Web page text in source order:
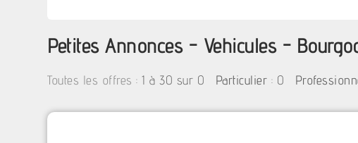
Petites Annonces - Vehicules -
Toutes les offres :1 à 30 sur 0 Particulier : 0